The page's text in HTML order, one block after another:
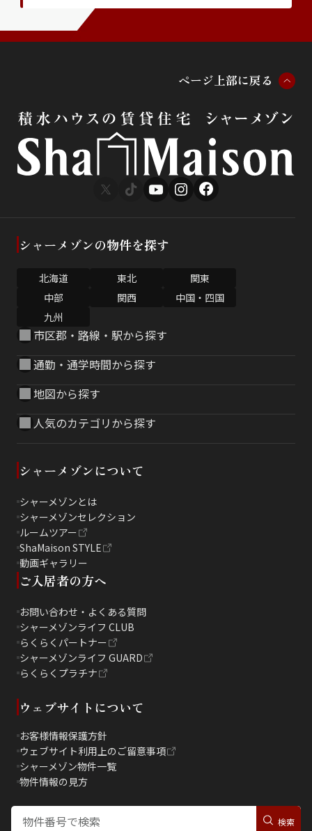
ページ 上部に戻る
シャーメゾンの物件を探す
北海道 東北
関東
中部
関西
中国・四国
九州
市区郡・路線・駅から探す
通勤・通学時間から探す
地図から探す
人気のカテゴリから探す
シャーメゾンについて
シャーメゾンとは
シャーメゾンセレクション
ルームツアー
ShaMaison STYLE
動画ギャラリー
ご入居者の方へ
お問い合わせ・よくある質問
シャーメゾンライフ CLUB
らくらくパートナー
シャーメゾンライフ GUARD
らくらくプラチナ
ウェブサイトについて
お客様情報保護方針
ウェブサイト利用上のご留意事項
シャーメゾン物件一覧
物件情報の見方